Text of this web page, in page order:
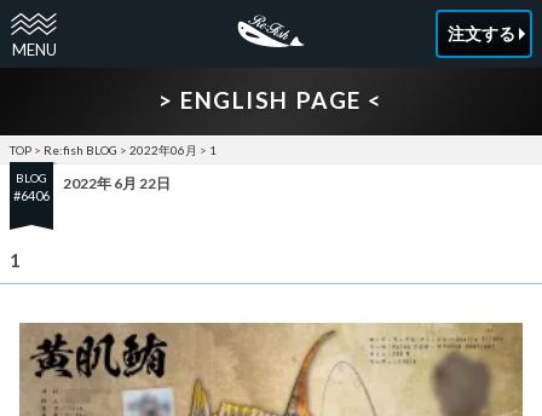
注文する
> ENGLISH PAGE <
TOP > Re:fish BLOG > 2022年06月 > 1
BLOG
#6406
2022年 6月 22日
1